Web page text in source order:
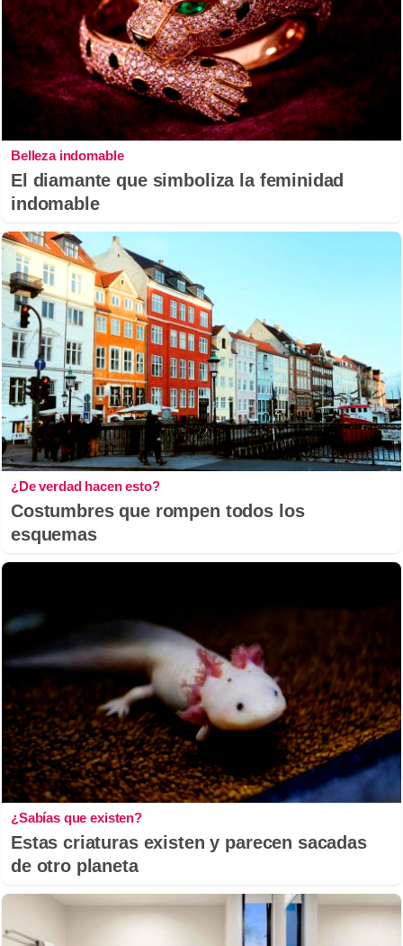
Belleza indomable
El diamante que simboliza la feminidad
indomable
¿De verdad hacen esto?
Costumbres que rompen todos los
esquemas
¿Sabías que existen?
Estas criaturas existen y parecen sacadas
de otro planeta